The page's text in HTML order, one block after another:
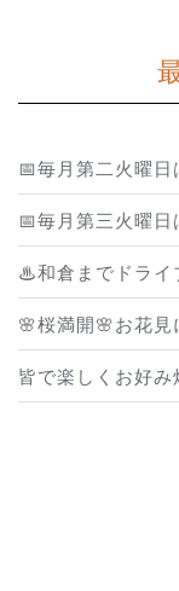
📅毎月第二火曜
📅毎月第三火曜
♨和倉までドライ
🌸桜満開🌸お花
皆で楽しくお好